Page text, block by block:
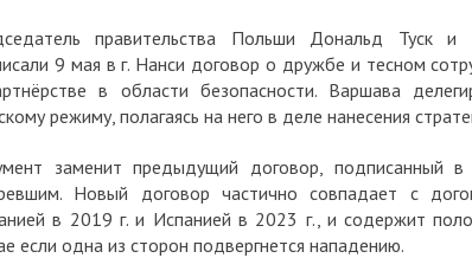
правительства Польши Дональд Туск
9 мая в г. Нанси договор о дружбе и тесном
в области безопасности. Варшава
режиму, полагаясь на него в деле нанесения
заменит предыдущий договор,
Новый договор частично совпадает с
в 2019 г. и Испанией в 2023 г., и содержит
если одна из сторон подвергнется нападению.